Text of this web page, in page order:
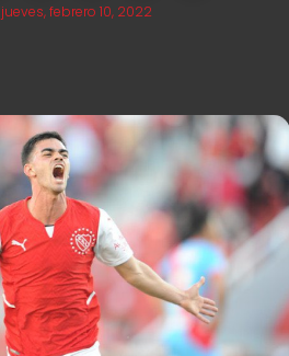
jueves, febrero 10, 2022